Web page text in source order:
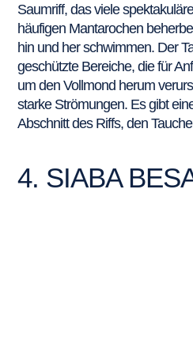
Saumriff, das viele
häufigen Mantarochen
hin und her schwimmen. Der
geschützte Bereiche, die für
um den Vollmond herum
starke Strömungen. Es gibt
Abschnitt des Riffs, den
4. SIABA